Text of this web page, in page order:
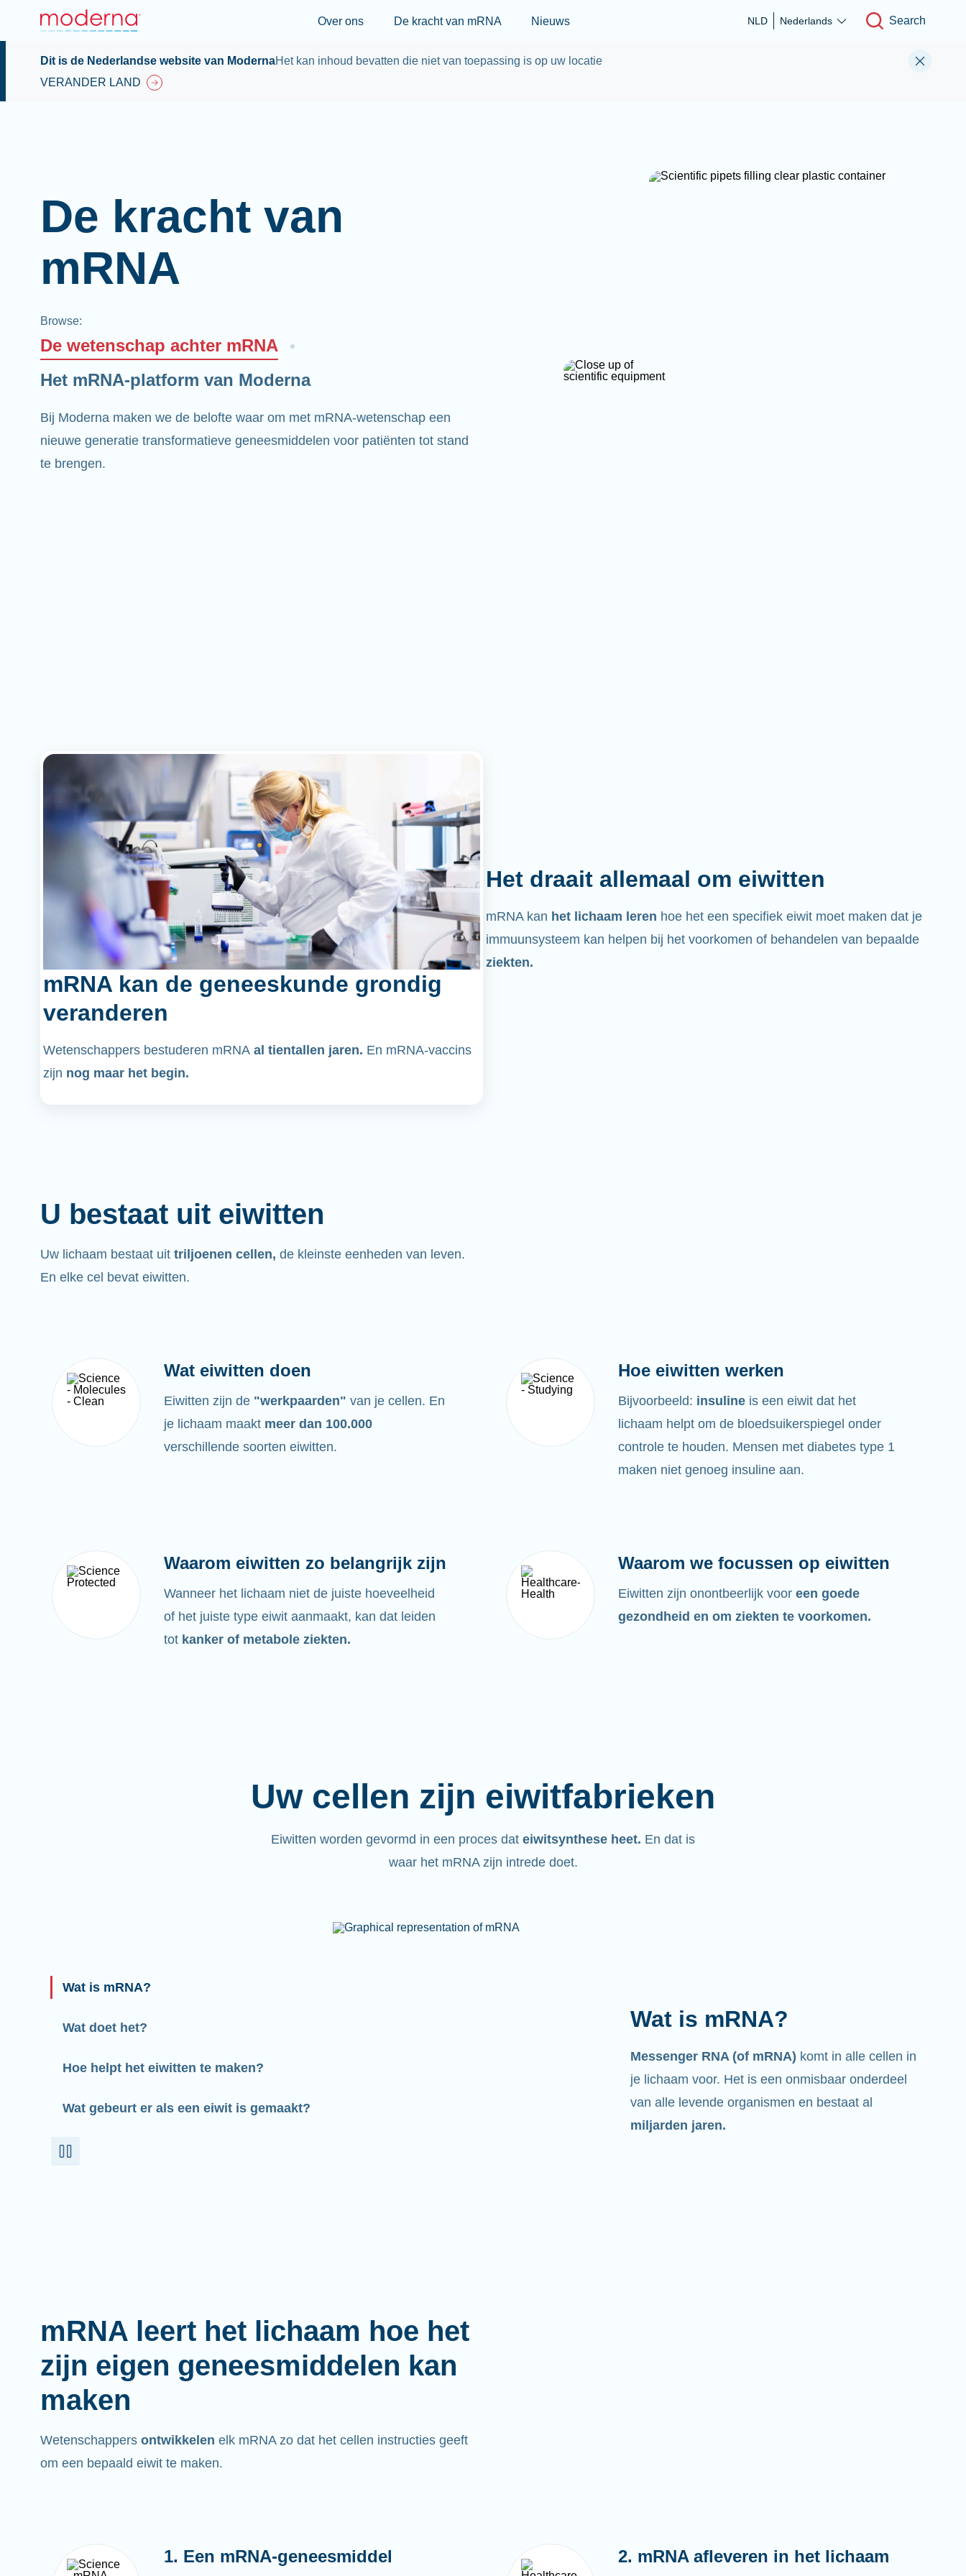
Skip to main content
Over ons De kracht van mRNA Nieuws NLD Nederlands Search
Dit is de Nederlandse website van ModernaHet kan inhoud bevatten die niet van toepassing is op uw locatie
VERANDER LAND
De kracht van
mRNA
Browse:
De wetenschap achter mRNA
Het mRNA-platform van Moderna
Bij Moderna maken we de belofte waar om met mRNA-wetenschap een
nieuwe generatie transformatieve geneesmiddelen voor patiënten tot stand
te brengen.
mRNA kan de geneeskunde grondig
veranderen
Wetenschappers bestuderen mRNAal tientallen jaren. En mRNA-vaccins
zijn nog maar het begin.
Het draait allemaal om eiwitten
mRNA kan het lichaam leren hoe het een specifiek eiwit moet maken dat je
immuunsysteem kan helpen bij het voorkomen of behandelen van bepaalde
ziekten.
U bestaat uit eiwitten
Uw lichaam bestaat uit triljoenen cellen, de kleinste eenheden van leven.
En elke cel bevat eiwitten.
Wat eiwitten doen
Eiwitten zijn de "werkpaarden" van je cellen. En
je lichaam maakt meer dan 100.000
verschillende soorten eiwitten.
Hoe eiwitten werken
Bijvoorbeeld: insuline is een eiwit dat het
lichaam helpt om de bloedsuikerspiegel onder
controle te houden. Mensen met diabetes type 1
maken niet genoeg insuline aan.
Waarom eiwitten zo belangrijk zijn
Wanneer het lichaam niet de juiste hoeveelheid
of het juiste type eiwit aanmaakt, kan dat leiden
tot kanker of metabole ziekten.
Waarom we focussen op eiwitten
Eiwitten zijn onontbeerlijk voor een goede
gezondheid en om ziekten te voorkomen.
Uw cellen zijn eiwitfabrieken
Eiwitten worden gevormd in een proces dat eiwitsynthese heet. En dat is
waar het mRNA zijn intrede doet.
Wat is mRNA?
Wat doet het?
Hoe helpt het eiwitten te maken?
Wat gebeurt er als een eiwit is gemaakt?
Wat is mRNA?
Messenger RNA (of mRNA) komt in alle cellen in
je lichaam voor. Het is een onmisbaar onderdeel
van alle levende organismen en bestaat al
miljarden jaren.
mRNA leert het lichaam hoe het
zijn eigen geneesmiddelen kan
maken
Wetenschappers ontwikkelen elk mRNA zo dat het cellen instructies geeft
om een bepaald eiwit te maken.
1. Een mRNA-geneesmiddel
2. mRNA afleveren in het lichaam